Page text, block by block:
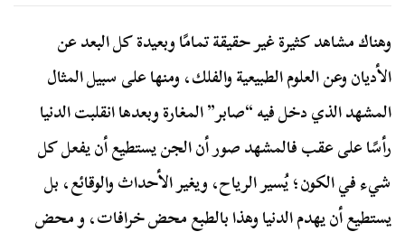
وهناك مشاهد كثيرة غير حقيقة تمامًا وبعيدة كل البعد عن
الأديان وعن العلوم الطبيعية والفلك، ومنها على سبيل المثال
المشهد الذي دخل فيه “صابر” المغارة وبعدها انقلبت الدنيا
رأسًا على عقب فالمشهد صور أن الجن يستطيع أن يفعل كل
شيء في الكون؛ يُسير الرياح، ويغير الأحداث والوقائع، بل
يستطيع أن يهدم الدنيا وهذا بالطبع محض خرافات، و محض